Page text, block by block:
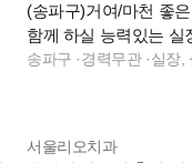
(송파구)거여/마천 좋
함께 하실 능력있는 실
다
송파구 ·경력무관·실장,
서울리오치과